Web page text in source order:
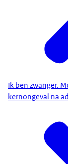
Ik ben zwanger.
kernongeval na